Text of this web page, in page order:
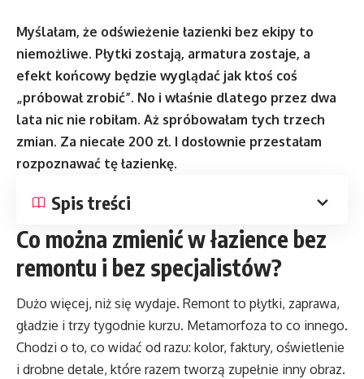
Myślałam, że odświeżenie łazienki bez ekipy to
niemożliwe. Płytki zostają, armatura zostaje, a
efekt końcowy będzie wyglądać jak ktoś coś
„próbował zrobić”. No i właśnie dlatego przez dwa
lata nic nie robiłam. Aż spróbowałam tych trzech
zmian. Za niecałe 200 zł. I dosłownie przestałam
rozpoznawać tę łazienkę.
Spis treści
Co można zmienić w łazience bez
remontu i bez specjalistów?
Dużo więcej, niż się wydaje. Remont to płytki, zaprawa,
gładzie i trzy tygodnie kurzu. Metamorfoza to co innego.
Chodzi o to, co widać od razu: kolor, faktury, oświetlenie
i drobne detale, które razem tworzą zupełnie inny obraz.